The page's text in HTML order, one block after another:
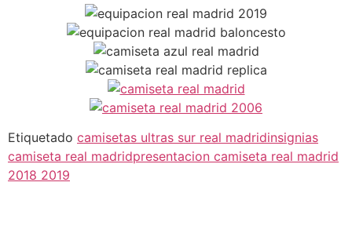
Etiquetado camisetas ultras sur real madridinsignias
camiseta real madridpresentacion camiseta real madrid
2018 2019